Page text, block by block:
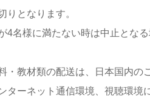
りとなります。
4名様に満たない時は中止とな
・教材類の配送は、日本国内の
ターネット通信環境、視聴環境